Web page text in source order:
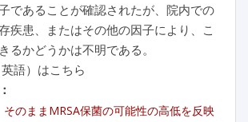
であることが確認されたが、院内での
疾患、またはその他の因子により、こ
るかどうかは不明である。
語）はこちら
そのままMRSA保菌の可能性の高低を反映